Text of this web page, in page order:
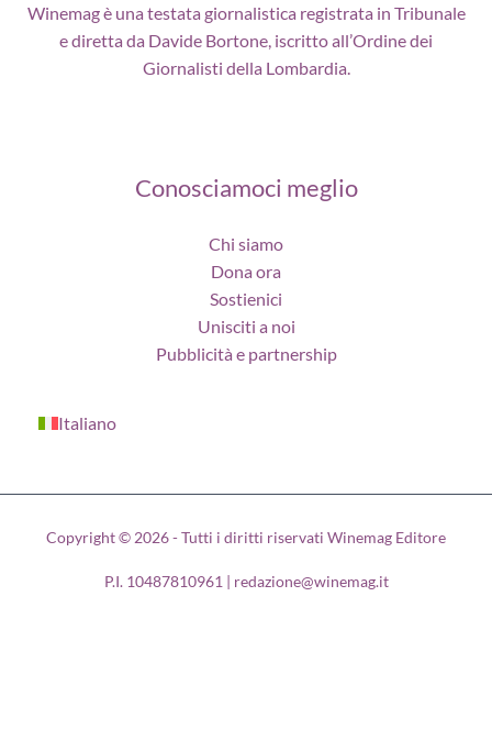
Winemag è una testata giornalistica registrata in Tribunale
e diretta da Davide Bortone, iscritto all’Ordine dei
Giornalisti della Lombardia.
Conosciamoci meglio
Chi siamo
Dona ora
Sostienici
Unisciti a noi
Pubblicità e partnership
Italiano
Copyright © 2026 - Tutti i diritti riservati Winemag Editore
P.I. 10487810961 | redazione@winemag.it